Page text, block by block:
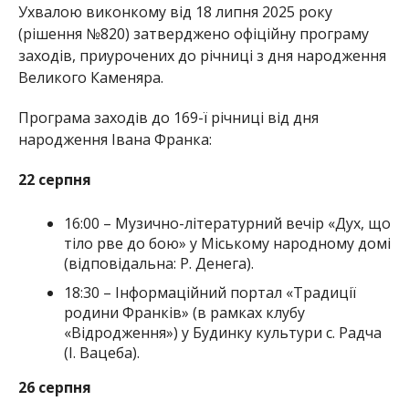
Ухвалою виконкому від 18 липня 2025 року
(рішення №820) затверджено офіційну програму
заходів, приурочених до річниці з дня народження
Великого Каменяра.
Програма заходів до 169-ї річниці від дня
народження Івана Франка:
22 серпня
16:00 – Музично-літературний вечір «Дух, що
тіло рве до бою» у Міському народному домі
(відповідальна: Р. Денега).
18:30 – Інформаційний портал «Традиції
родини Франків» (в рамках клубу
«Відродження») у Будинку культури с. Радча
(І. Вацеба).
26 серпня